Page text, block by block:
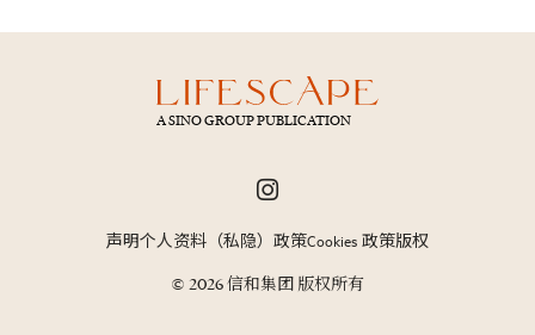
A SINO GROUP PUBLICATION
声明个人资料（私隐）政策Cookies 政策版权
© 2026 信和集团 版权所有